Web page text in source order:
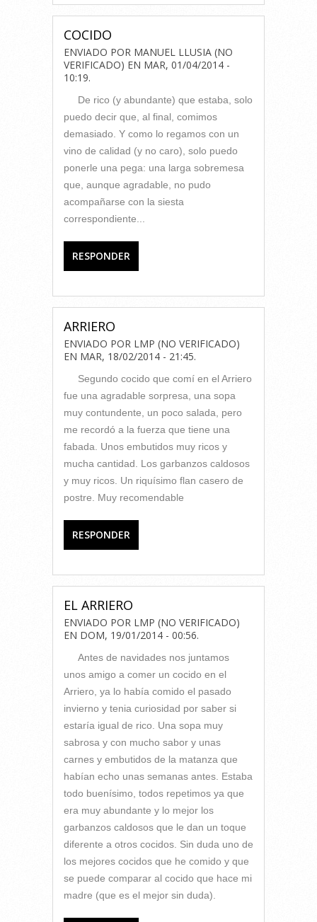
COCIDO
ENVIADO POR MANUEL LLUSIA (NO
VERIFICADO) EN MAR, 01/04/2014 -
10:19.
De rico (y abundante) que estaba, solo
puedo decir que, al final, comimos
demasiado. Y como lo regamos con un
vino de calidad (y no caro), solo puedo
ponerle una pega: una larga sobremesa
que, aunque agradable, no pudo
acompañarse con la siesta
correspondiente...
RESPONDER
ARRIERO
ENVIADO POR LMP (NO VERIFICADO)
EN MAR, 18/02/2014 - 21:45.
Segundo cocido que comí en el Arriero
fue una agradable sorpresa, una sopa
muy contundente, un poco salada, pero
me recordó a la fuerza que tiene una
fabada. Unos embutidos muy ricos y
mucha cantidad. Los garbanzos caldosos
y muy ricos. Un riquísimo flan casero de
postre. Muy recomendable
RESPONDER
EL ARRIERO
ENVIADO POR LMP (NO VERIFICADO)
EN DOM, 19/01/2014 - 00:56.
Antes de navidades nos juntamos
unos amigo a comer un cocido en el
Arriero, ya lo había comido el pasado
invierno y tenia curiosidad por saber si
estaría igual de rico. Una sopa muy
sabrosa y con mucho sabor y unas
carnes y embutidos de la matanza que
habían echo unas semanas antes. Estaba
todo buenísimo, todos repetimos ya que
era muy abundante y lo mejor los
garbanzos caldosos que le dan un toque
diferente a otros cocidos. Sin duda uno de
los mejores cocidos que he comido y que
se puede comparar al cocido que hace mi
madre (que es el mejor sin duda).